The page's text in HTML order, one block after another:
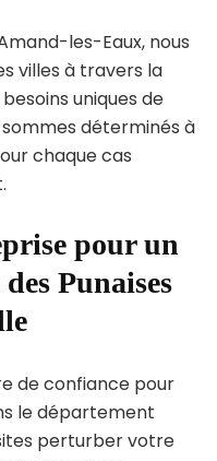
les-Eaux, nous
villes à travers la
uniques de
déterminés à
chaque cas
pour un
Punaises
de confiance pour
le département
perturber votre